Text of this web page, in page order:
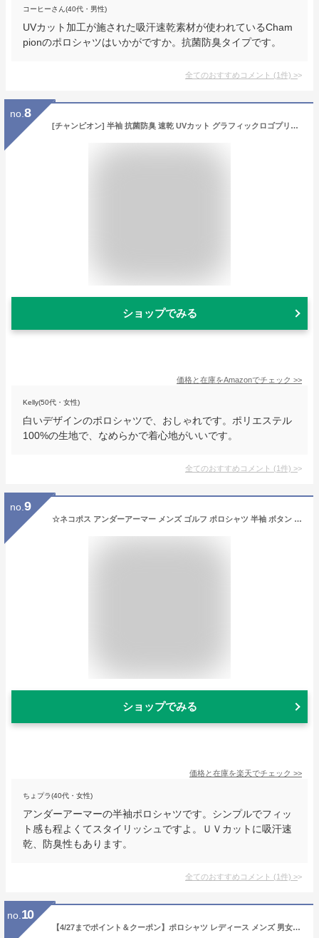
コーヒーさん(40代・男性)
UVカット加工が施された吸汗速乾素材が使われているCham
pionのポロシャツはいかがですか。抗菌防臭タイプです。
全てのおすすめコメント (1件) >
no. 8
[チャンピオン] 半袖 抗菌防臭 速乾 UVカット グラフィックロゴプリント ポロシャツ メンズゴルフ C3-ZG303 オフホワイト
ショップでみる
価格と在庫をAmazonでチェック >>
Kelly(50代・女性)
白いデザインのポロシャツで、おしゃれです。ポリエステル
100%の生地で、なめらかで着心地がいいです。
全てのおすすめコメント (1件) >
no. 9
☆ネコポス アンダーアーマー メンズ ゴルフ ポロシャツ 半袖 ボタン UA アイソチル ポロ ルーズ UVカット ワンポイントロゴ 吸汗速乾 抗菌防臭 ストレッチ ISO-CHILL トレーニング UNDER ARMOUR 1377364 あす楽 対応可
ショップでみる
価格と在庫を楽天でチェック >>
ちょプラ(40代・女性)
アンダーアーマーの半袖ポロシャツです。シンプルでフィッ
ト感も程よくてスタイリッシュですよ。ＵＶカットに吸汗速
乾、防臭性もあります。
全てのおすすめコメント (1件) >
no. 10
【4/27までポイント＆クーポン】ポロシャツ レディース メンズ 男女兼用 半袖 ドライ 吸水 速乾 消臭 UVカット 鹿の子 綿 ポリエステル 5.3oz 全12色 S-XL 大きいサイズ ペアルック カップル おしゃれ 柄 ねこ プリント 大人 おもしろ かわいい シンプル